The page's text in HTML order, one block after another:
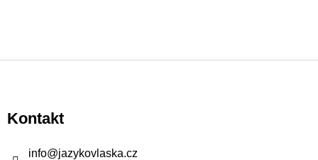
p
aKontakt
info@jazykovlaska.cz